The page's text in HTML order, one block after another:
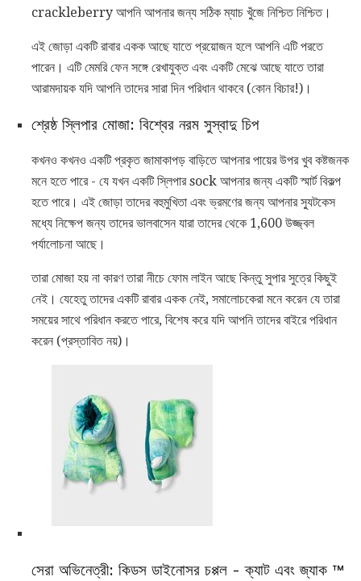
crackleberry আপনি আপনার জন্য সঠিক ম্যাচ খুঁজে নিশ্চিত নিশ্চিত।
এই জোড়া একটি রাবার একক আছে যাতে প্রয়োজন হলে আপনি এটি পরতে
পারেন। এটি মেমরি ফেন সঙ্গে রেখাযুক্ত এবং একটি মেঝে আছে যাতে তারা
আরামদায়ক যদি আপনি তাদের সারা দিন পরিধান থাকবে (কোন বিচার!)।
শ্রেষ্ঠ স্লিপার মোজা: বিশ্বের নরম সুস্বাদু চিপ
কখনও কখনও একটি প্রকৃত জামাকাপড় বাড়িতে আপনার পায়ের উপর খুব কষ্টজনক
মনে হতে পারে - যে যখন একটি স্লিপার sock আপনার জন্য একটি স্মার্ট বিকল্প
হতে পারে। এই জোড়া তাদের বহুমুখিতা এবং ভ্রমণের জন্য আপনার স্যুটকেস
মধ্যে নিক্ষেপ জন্য তাদের ভালবাসেন যারা তাদের থেকে 1,600 উজ্জ্বল
পর্যালোচনা আছে।
তারা মোজা হয় না কারণ তারা নীচে ফোম লাইন আছে কিন্তু সুপার সুত্রে কিছুই
নেই। যেহেতু তাদের একটি রাবার একক নেই, সমালোচকেরা মনে করেন যে তারা
সময়ের সাথে পরিধান করতে পারে, বিশেষ করে যদি আপনি তাদের বাইরে পরিধান
করেন (প্রস্তাবিত নয়)।
সেরা অভিনেত্রী: কিডস ডাইনোসর চপ্পল - ক্যাট এবং জ্যাক ™